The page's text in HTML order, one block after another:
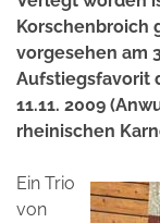
Korschenbroich
vorgesehen am
Aufstiegsfavorit
11.11. 2009
rheinischen
Ein Trio
von